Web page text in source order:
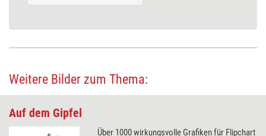
Weitere Bilder zum Thema:
Auf dem Gipfel
Über 1000 wirkungsvolle Grafiken für Flipchart